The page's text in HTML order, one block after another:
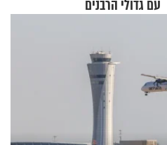
עם גדולי הרבנים